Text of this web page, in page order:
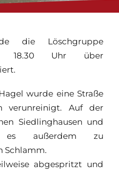
die Löschgruppe
18.30 Uhr über
wurde eine Straße
verunreinigt. Auf der
Siedlinghausen und
es außerdem zu
Schlamm.
abgespritzt und